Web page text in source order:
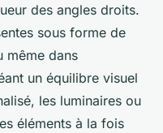
des angles droits.
sous forme de
même dans
un équilibre visuel
les luminaires ou
éléments à la fois